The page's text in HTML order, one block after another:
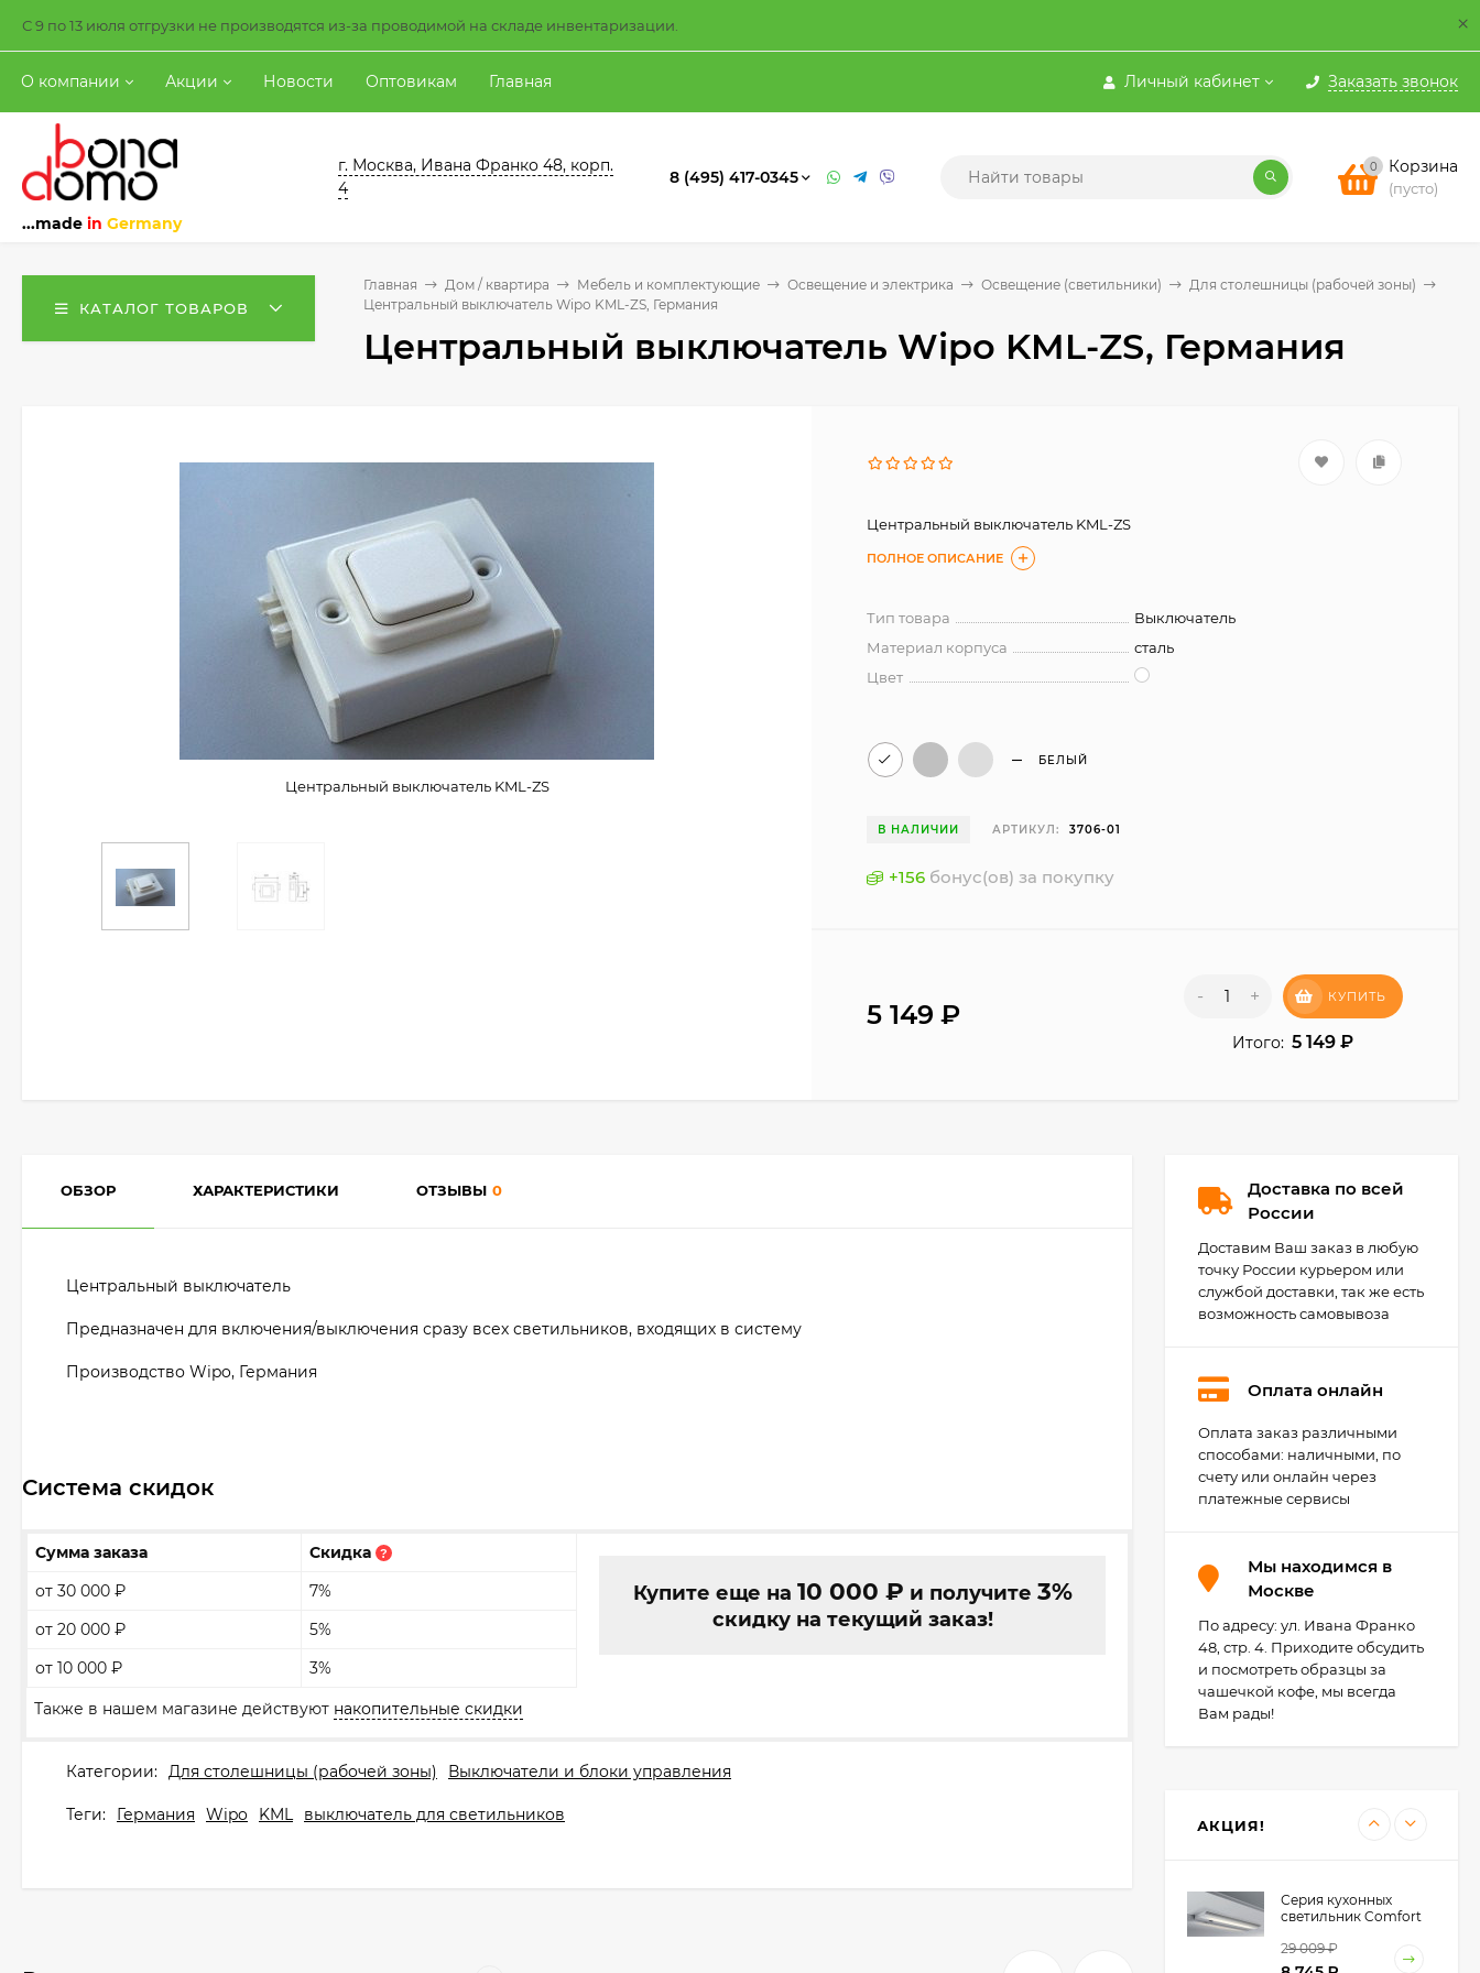
С 9 по 13 июля отгрузки не производятся из-за проводимой на складе инвентаризации. ×
Личный кабинет Заказать звонок
О компании Акции Новости Оптовикам Главная
...made in Germany
г. Москва, Ивана Франко 48, корп.
4
8 (495) 417-0345 0 Корзина
(пусто)
КАТАЛОГ ТОВАРОВ
Главная Дом / квартира Мебель и комплектующие Освещение и электрика Освещение (светильники)
Для столешницы (рабочей зоны)
Центральный выключатель Wipo KML-ZS, Германия
Центральный выключатель Wipo KML-ZS, Германия
Центральный выключатель KML-ZS
Центральный выключатель KML-ZS
ПОЛНОЕ ОПИСАНИЕ
Тип товара
Выключатель
Материал корпуса
сталь
Цвет
БЕЛЫЙ
В НАЛИЧИИ АРТИКУЛ: 3706-01
+156 бонус(ов) за покупку
5 149 ₽
- + КУПИТЬ
Итого: 5 149 ₽
ОБЗОР ХАРАКТЕРИСТИКИ ОТЗЫВЫ 0
Центральный выключатель
Предназначен для включения/выключения сразу всех светильников, входящих в систему
Производство Wipo, Германия
Система скидок
Сумма заказа Скидка ?
от 30 000 ₽
7%
от 20 000 ₽
5%
от 10 000 ₽ 3%
Купите еще на 10 000 ₽ и получите 3%
скидку на текущий заказ!
Также в нашем магазине действуют накопительные скидки
Категории: Для столешницы (рабочей зоны) Выключатели и блоки управления
Теги: Германия Wipo KML выключатель для светильников
Доставка по всей
России
Доставим Ваш заказ в любую
точку России курьером или
службой доставки, так же есть
возможность самовывоза
Оплата онлайн
Оплата заказ различными
способами: наличными, по
счету или онлайн через
платежные сервисы
Мы находимся в
Москве
По адресу: ул. Ивана Франко
48, стр. 4. Приходите обсудить
и посмотреть образцы за
чашечкой кофе, мы всегда
Вам рады!
АКЦИЯ!
Agoform Separado -
универсальный
лоток для столовых
приборов, Германия
2 284 ₽
1 149 ₽
Agoform TopSoft -
коврики для
выдвижных ящиков,
Германия
148
142 ₽
Серия кухонных
светильник Comfort
без, Wipo, Германия
29 009 ₽